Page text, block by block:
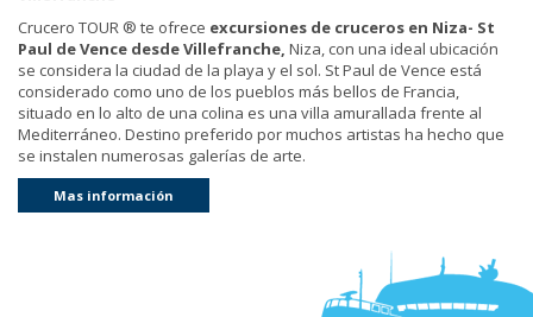
Crucero TOUR ® te ofrece excursiones de cruceros en Niza- St
Paul de Vence desde Villefranche, Niza, con una ideal ubicación
se considera la ciudad de la playa y el sol. St Paul de Vence está
considerado como uno de los pueblos más bellos de Francia,
situado en lo alto de una colina es una villa amurallada frente al
Mediterráneo. Destino preferido por muchos artistas ha hecho que
se instalen numerosas galerías de arte.
Mas información